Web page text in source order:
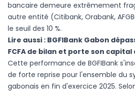
bancaire demeure extrêmement
autre entité (Citibank, Orabank,
le seuil des 10 %.
Lire aussi : BGFIBank Gabon
FCFA de bilan et porte son
Cette performance de BGFIBank
de forte reprise pour l'ensemble du
gabonais en fin d'exercice 2025.